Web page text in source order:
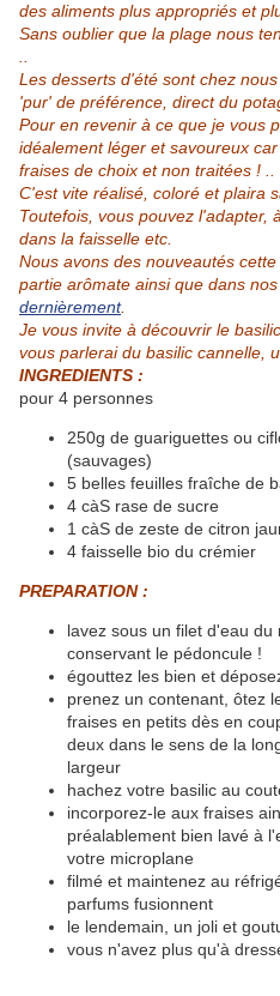
des aliments plus appropriés et
Sans oublier que la plage nous
Les desserts d'été sont chez
'pur' de préférence, direct du
Pour en revenir à ce que je vous
idéalement léger et savoureux
fraises de choix et non traitées ! ..
C'est vite réalisé, coloré et plaira
Toutefois, vous pouvez l'adapter,
dans la faisselle etc.
Nous avons des nouveautés
partie arômate ainsi que dans
dernièrement.
Je vous invite à découvrir le
vous parlerai du basilic cannelle,
INGREDIENTS :
pour 4 personnes
250g de guariguettes ou
(sauvages)
5 belles feuilles fraîche de
4 càS rase de sucre
1 càS de zeste de citron
4 faisselle bio du crémier
PREPARATION :
lavez sous un filet d'eau du
conservant le pédoncule !
égouttez les bien et
prenez un contenant, ôtez
fraises en petits dès en
deux dans le sens de la
largeur
hachez votre basilic au
incorporez-le aux fraises
préalablement bien lavé à
votre microplane
filmé et maintenez au
parfums fusionnent
le lendemain, un joli et
vous n'avez plus qu'à